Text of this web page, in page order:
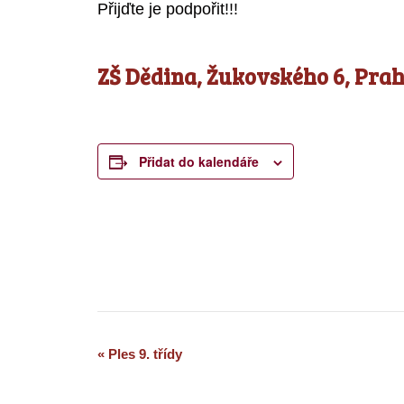
Přijďte je podpořit!!!
ZŠ Dědina, Žukovského 6,
Přidat do kalendáře
Navigace
« Ples 9. třídy